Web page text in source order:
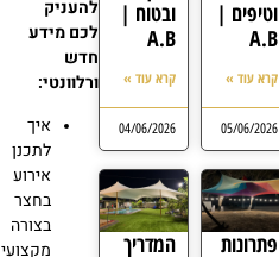
וטיפים |
A.B
קרא עוד »
05/06/2026
ובטוח |
A.B
קרא עוד »
04/06/2026
פתרונות
המדריך
להעניק
לכם מידע
חדש
ורלוונטי:
איך
לתכנן
אירוע
בחצר
בצורה